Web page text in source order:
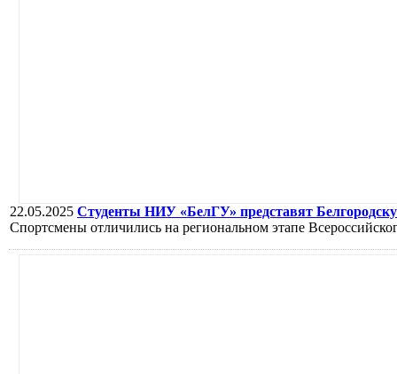
22.05.2025 Студенты НИУ «БелГУ» представят
Спортсмены отличились на региональном этапе